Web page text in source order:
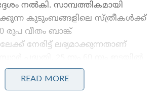
നൽകി. സാമ്പത്തികമായി
കുടുംബങ്ങളിലെ സ്ത്രീകൾക്ക്
രൂപ വീതം ബാങ്ക്
നേരിട്ട് ലഭ്യമാക്കുന്നതാണ്
സ്ഥിരതാമസക്കാരായ
കുടുംബങ്ങളിലെ
READ MORE